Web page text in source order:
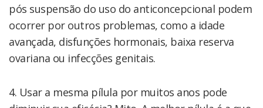
pós suspensão do uso do anticoncepcional podem
ocorrer por outros problemas, como a idade
avançada, disfunções hormonais, baixa reserva
ovariana ou infecções genitais.
4. Usar a mesma pílula por muitos anos pode